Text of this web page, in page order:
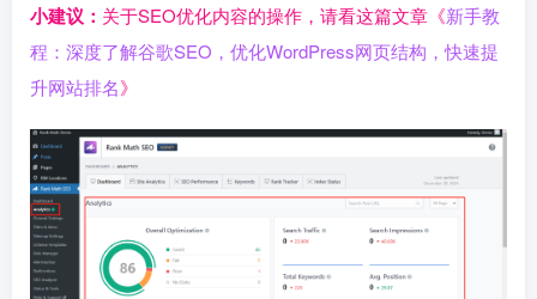
小建议： 关于SEO优化内容的操作，请看这篇文章《新手教
程：深度了解谷歌SEO，优化WordPress网页结构，快速提
升网站排名》